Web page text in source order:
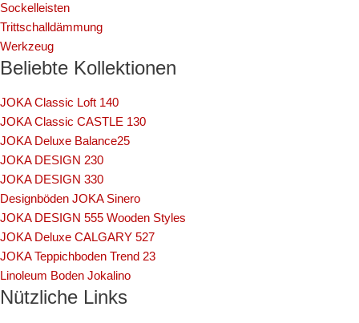
Sockelleisten
Trittschalldämmung
Werkzeug
Beliebte Kollektionen
JOKA Classic Loft 140
JOKA Classic CASTLE 130
JOKA Deluxe Balance25
JOKA DESIGN 230
JOKA DESIGN 330
Designböden JOKA Sinero
JOKA DESIGN 555 Wooden Styles
JOKA Deluxe CALGARY 527
JOKA Teppichboden Trend 23
Linoleum Boden Jokalino
Nützliche Links